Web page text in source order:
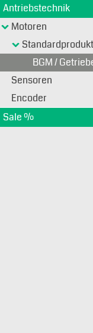
Antriebstechnik
Motoren
BGM /
Sensoren
Encoder
Sale %